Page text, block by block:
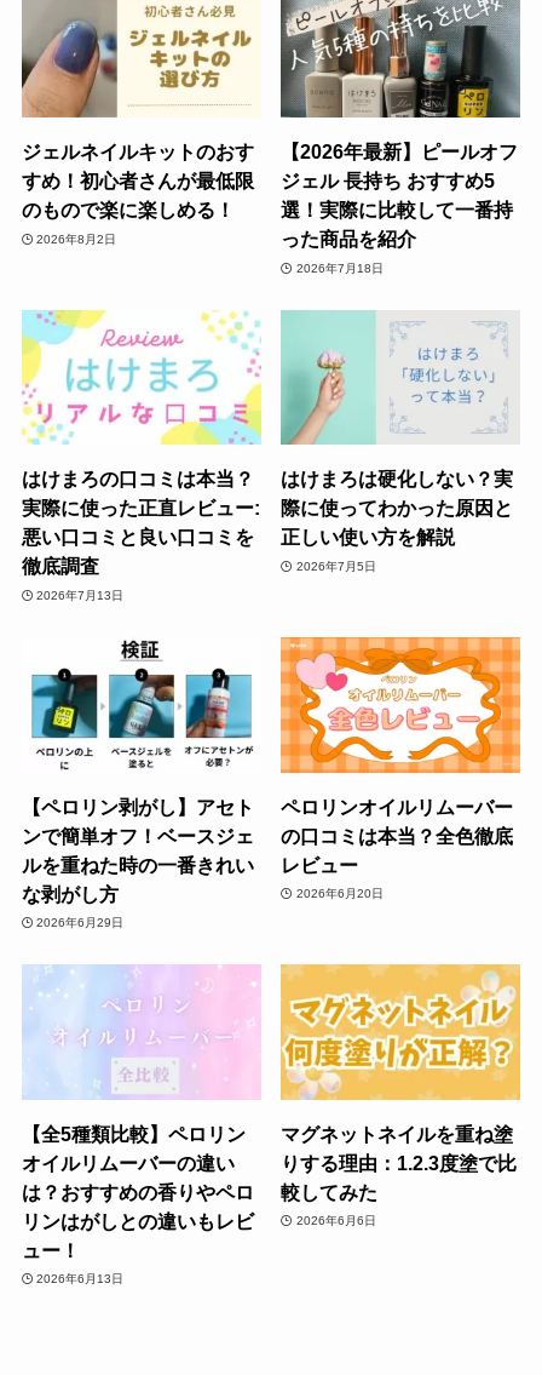
ジェルネイルキットのおす
すめ！初心者さんが最低限
のもので楽に楽しめる！
2026年8月2日
【2026年最新】ピールオフ
ジェル 長持ち おすすめ5
選！実際に比較して一番持
った商品を紹介
2026年7月18日
はけまろの口コミは本当？
実際に使った正直レビュー:
悪い口コミと良い口コミを
徹底調査
2026年7月13日
はけまろは硬化しない？実
際に使ってわかった原因と
正しい使い方を解説
2026年7月5日
【ペロリン剥がし】アセト
ンで簡単オフ！ベースジェ
ルを重ねた時の一番きれい
な剥がし方
2026年6月29日
ペロリンオイルリムーバー
の口コミは本当？全色徹底
レビュー
2026年6月20日
【全5種類比較】ペロリン
オイルリムーバーの違い
は？おすすめの香りやペロ
リンはがしとの違いもレビ
ュー！
2026年6月13日
マグネットネイルを重ね塗
りする理由：1.2.3度塗で比
較してみた
2026年6月6日